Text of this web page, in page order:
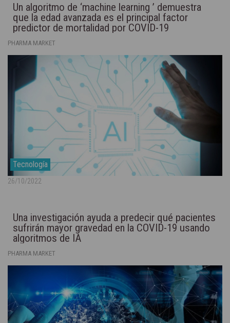
Un algoritmo de ‘machine learning ’ demuestra
que la edad avanzada es el principal factor
predictor de mortalidad por COVID-19
PHARMA MARKET
Tecnología
26/10/2022
Una investigación ayuda a predecir qué pacientes
sufrirán mayor gravedad en la COVID-19 usando
algoritmos de IA
PHARMA MARKET